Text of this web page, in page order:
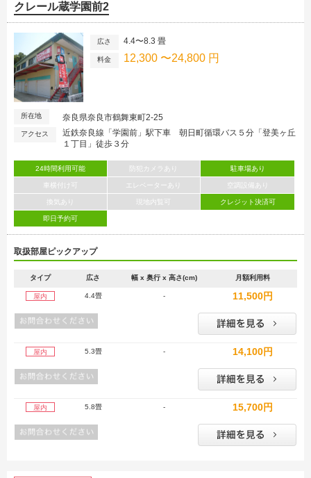
クレール蔵学園前2
広さ 4.4〜8.3 畳
料金 12,300 〜24,800 円
所在地 奈良県奈良市鶴舞東町2-25
アクセス
近鉄奈良線「学園前」駅下車 朝日町循環バス５分「登美ヶ丘
１丁目」徒歩３分
24時間利用可能 防犯カメラあり 駐車場あり
車横付け可 エレベーターあり 空調設備あり
換気あり 現地内覧可 クレジット決済可
即日予約可
取扱部屋ピックアップ
タイプ 広さ 幅 x 奥行 x 高さ(cm) 月額利用料
屋内 4.4畳 - 11,500円
屋内 5.3畳 - 14,100円
屋内 5.8畳 - 15,700円